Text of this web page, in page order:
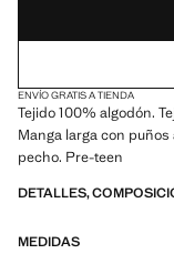
ENVÍO GRATIS A TIENDA
Tejido 100% algodón.
Manga larga con
pecho. Pre-teen
DETALLES,
MEDIDAS